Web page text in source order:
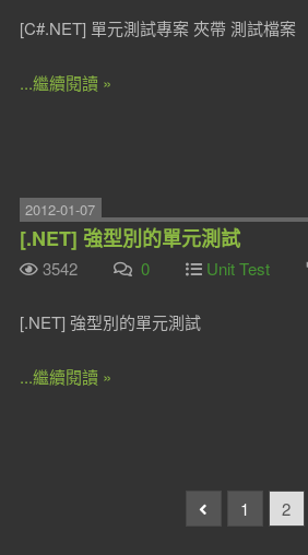
[C#.NET] 單元測試專案 夾帶 測試檔案
...繼續閱讀 »
2012-01-07
[.NET] 強型別的單元測試
3542 0 Unit Test
[.NET] 強型別的單元測試
...繼續閱讀 »
1 2